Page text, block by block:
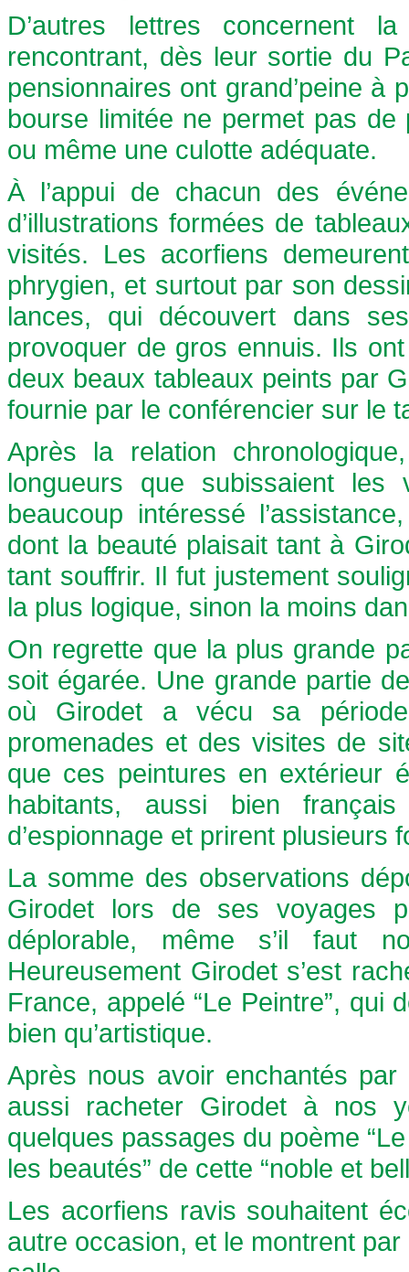
D’autres lettres concernent
rencontrant, dès leur sortie du
pensionnaires ont grand’peine à
bourse limitée ne permet pas
ou même une culotte adéquate.
À l’appui de chacun des
d’illustrations formées de
visités. Les acorfiens
phrygien, et surtout par son
lances, qui découvert dans
provoquer de gros ennuis. Ils
deux beaux tableaux peints par
fournie par le conférencier sur le
Après la relation
longueurs que subissaient
beaucoup intéressé
dont la beauté plaisait tant à
tant souffrir. Il fut justement
la plus logique, sinon la moins
On regrette que la plus grande
soit égarée. Une grande partie
où Girodet a vécu sa
promenades et des visites de
que ces peintures en extérieur
habitants, aussi bien
d’espionnage et prirent plusieurs
La somme des observations
Girodet lors de ses voyages
déplorable, même s’il faut
Heureusement Girodet s’est
France, appelé “Le Peintre”, qui
bien qu’artistique.
Après nous avoir enchantés
aussi racheter Girodet à nos
quelques passages du poème
les beautés” de cette “noble et
Les acorfiens ravis souhaitent
autre occasion, et le montrent